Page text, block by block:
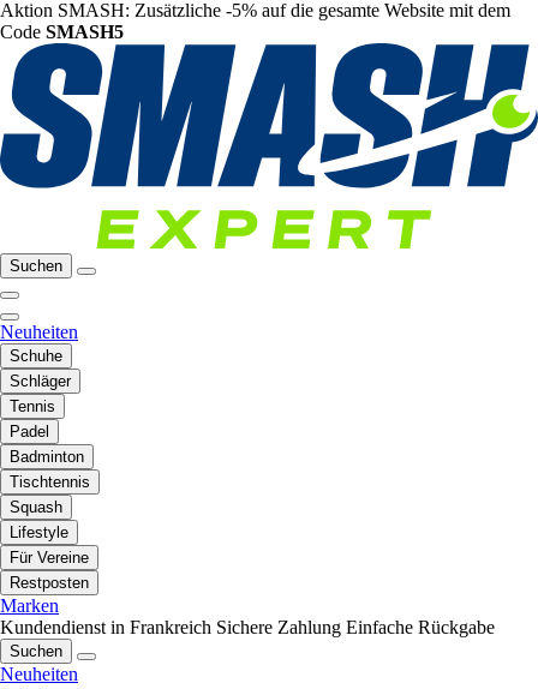
Aktion SMASH: Zusätzliche -5% auf die gesamte Website mit dem
Code SMASH5
Suchen
Neuheiten
Schuhe
Schläger
Tennis
Padel
Badminton
Tischtennis
Squash
Lifestyle
Für Vereine
Restposten
Marken
Kundendienst in Frankreich Sichere Zahlung Einfache Rückgabe
Suchen
Neuheiten